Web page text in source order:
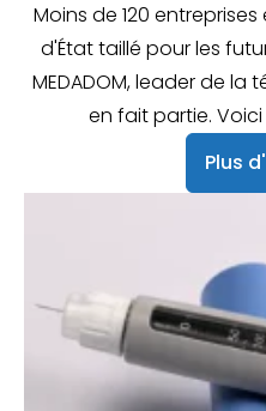
Moins de 120
d'État taillé pour les
MEDADOM, leader de la
en fait partie.
Plus